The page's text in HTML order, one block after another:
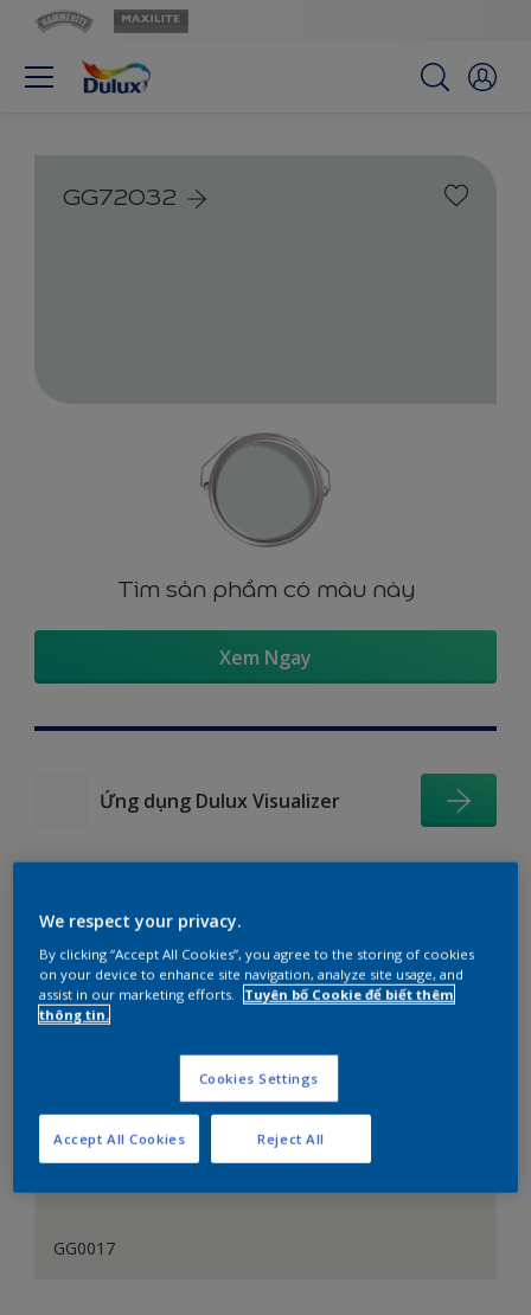
GG72032
Tìm sản phẩm có màu này
Xem Ngay
Ứng dụng Dulux Visualizer
Gợi ý phối màu
GG0017
We respect your privacy.
By clicking “Accept All Cookies”, you agree to the storing of cookies
on your device to enhance site navigation, analyze site usage, and
assist in our marketing efforts.
Tuyên bố Cookie để biết thêm
thông tin.
Cookies Settings
Reject All
Accept All Cookies